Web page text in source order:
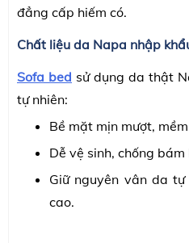
đẳng cấp hiếm có.
Chất liệu da Napa nhập
Sofa bed sử dụng da thật
tự nhiên:
Bề mặt mịn mượt,
Dễ vệ sinh, chống
Giữ nguyên vân da
cao.